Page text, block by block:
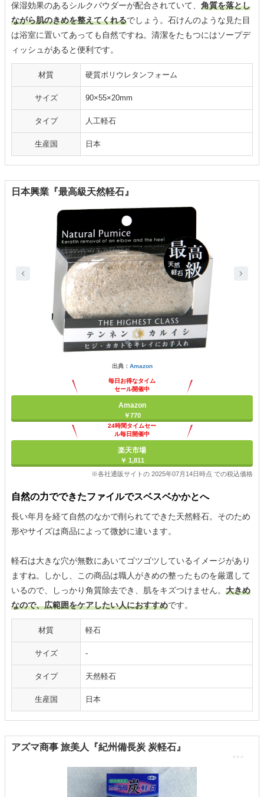
保湿効果のあるシルクパウダーが配合されていて、 角質を落とし
ながら肌のきめを整えてくれるでしょう。石けんのような見た目
は浴室に置いてあっても自然ですね。清潔をたもつにはソープデ
ィッシュがあると便利です。
材質 硬質ポリウレタンフォーム
サイズ 90×55×20mm
タイプ 人工軽石
生産国 日本
日本興業『最高級天然軽石』
出典： Amazon
毎日お得なタイム
セール開催中
Amazon
￥770
24時間タイムセー
ル毎日開催中
楽天市場
￥ 1,811
※各社通販サイトの 2025年07月14日時点 での税込価格
自然の力でできたファイルでスベスベかかとへ
長い年月を経て自然のなかで削られてできた天然軽石。そのため
形やサイズは商品によって微妙に違います。
軽石は大きな穴が無数にあいてゴツゴツしているイメージがあり
ますね。しかし、この商品は職人がきめの整ったものを厳選して
いるので、しっかり角質除去でき、肌をキズつけません。 大きめ
なので、広範囲をケアしたい人におすすめです。
材質 軽石
サイズ -
タイプ 天然軽石
生産国 日本
アズマ商事 旅美人『紀州備長炭 炭軽石』